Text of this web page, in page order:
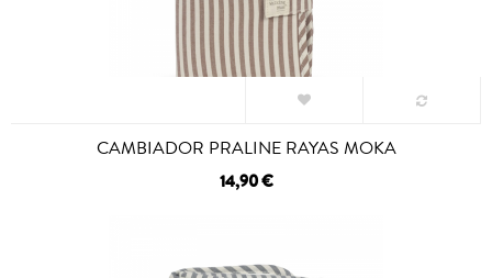
CAMBIADOR PRALINE RAYAS MOKA
14,90 €